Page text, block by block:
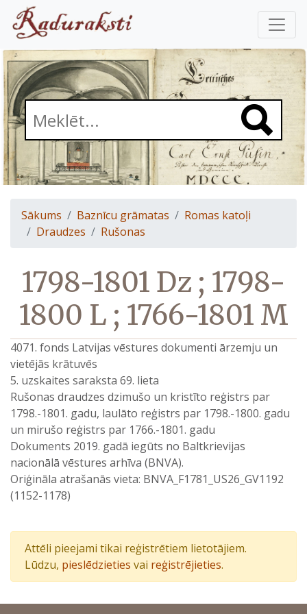
Sākums Baznīcu grāmatas
Romas katoļi
Draudzes
Rušonas
1798-1801 Dz ; 1798-
1800 L ; 1766-1801 M
4071. fonds Latvijas vēstures dokumenti ārzemju un
vietējās krātuvēs
5. uzskaites saraksta 69. lieta
Rušonas draudzes dzimušo un kristīto reģistrs par
1798.-1801. gadu, laulāto reģistrs par 1798.-1800. gadu
un mirušo reģistrs par 1766.-1801. gadu
Dokuments 2019. gadā iegūts no Baltkrievijas
nacionālā vēstures arhīva (BNVA).
Oriģināla atrašanās vieta: BNVA_F1781_US26_GV1192
(1152-1178)
Attēli pieejami tikai reģistrētiem lietotājiem.
Lūdzu, pieslēdzieties vai reģistrējieties.